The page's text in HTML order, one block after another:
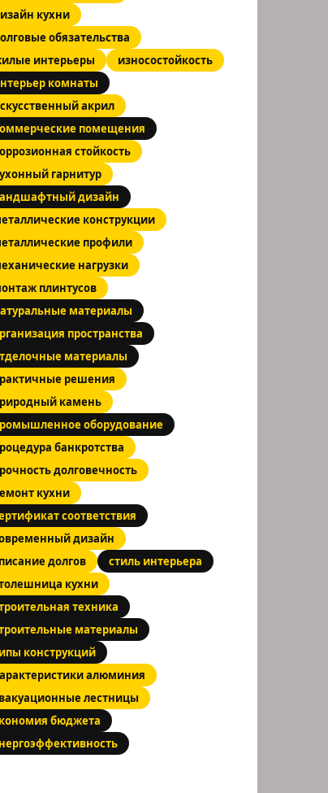
кухни
обязательства
интерьеры
износостойкость
комнаты
акрил
помещения
стойкость
гарнитур
дизайн
конструкции
профили
нагрузки
плинтусов
материалы
пространства
материалы
решения
камень
оборудование
банкротства
долговечность
кухни
соответствия
дизайн
долгов
стиль интерьера
кухни
техника
материалы
конструкций
алюминия
лестницы
бюджета